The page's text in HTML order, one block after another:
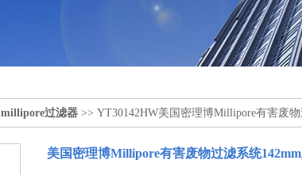
millipore过滤器 >> YT30142HW美国密理博Millipore有害废
美国密理博Millipore有害废物过滤系统